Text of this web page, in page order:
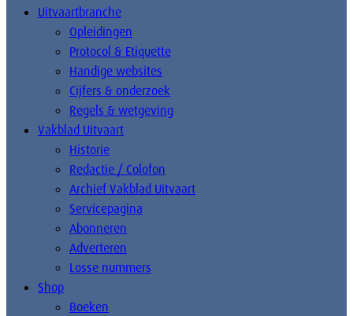
Uitvaartbranche
Opleidingen
Protocol & Etiquette
Handige websites
Cijfers & onderzoek
Regels & wetgeving
Vakblad Uitvaart
Historie
Redactie / Colofon
Archief Vakblad Uitvaart
Servicepagina
Abonneren
Adverteren
Losse nummers
Shop
Boeken